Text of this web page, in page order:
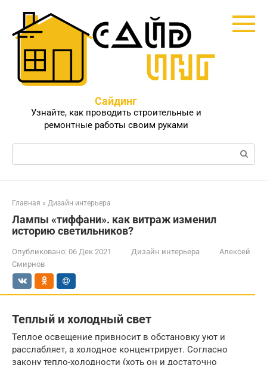
контенту
Сайдинг
Узнайте, как проводить строительные и
ремонтные работы своим руками
Поиск:
Главная » Дизайн интерьера
Лампы «тиффани». как витраж изменил
историю светильников?
Опубликовано: 06 Дек 2021 Дизайн интерьера
Алексей
Смирнов
Теплый и холодный свет
Теплое освещение привносит в обстановку уют и
расслабляет, а холодное концентрирует. Согласно
закону тепло-холодности (хоть он и достаточно